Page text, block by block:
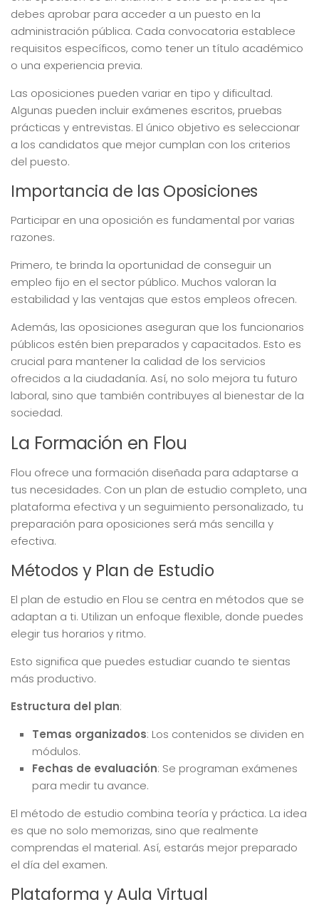
debes aprobar para acceder a un puesto en la
administración pública. Cada convocatoria establece
requisitos específicos, como tener un título académico
o una experiencia previa.
Las oposiciones pueden variar en tipo y dificultad.
Algunas pueden incluir exámenes escritos, pruebas
prácticas y entrevistas. El único objetivo es seleccionar
a los candidatos que mejor cumplan con los criterios
del puesto.
Importancia de las Oposiciones
Participar en una oposición es fundamental por varias
razones.
Primero, te brinda la oportunidad de conseguir un
empleo fijo en el sector público. Muchos valoran la
estabilidad y las ventajas que estos empleos ofrecen.
Además, las oposiciones aseguran que los funcionarios
públicos estén bien preparados y capacitados. Esto es
crucial para mantener la calidad de los servicios
ofrecidos a la ciudadanía. Así, no solo mejora tu futuro
laboral, sino que también contribuyes al bienestar de la
sociedad.
La Formación en Flou
Flou ofrece una formación diseñada para adaptarse a
tus necesidades. Con un plan de estudio completo, una
plataforma efectiva y un seguimiento personalizado, tu
preparación para oposiciones será más sencilla y
efectiva.
Métodos y Plan de Estudio
El plan de estudio en Flou se centra en métodos que se
adaptan a ti. Utilizan un enfoque flexible, donde puedes
elegir tus horarios y ritmo.
Esto significa que puedes estudiar cuando te sientas
más productivo.
Estructura del plan:
Temas organizados: Los contenidos se dividen en
módulos.
Fechas de evaluación: Se programan exámenes
para medir tu avance.
El método de estudio combina teoría y práctica. La idea
es que no solo memorizas, sino que realmente
comprendas el material. Así, estarás mejor preparado
el día del examen.
Plataforma y Aula Virtual